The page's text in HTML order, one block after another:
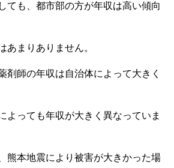
ても、都市部の方が年収は高い傾向
あまりありません。
剤師の年収は自治体によって大きく
よっても年収が大きく異なっていま
熊本地震により被害が大きかった場